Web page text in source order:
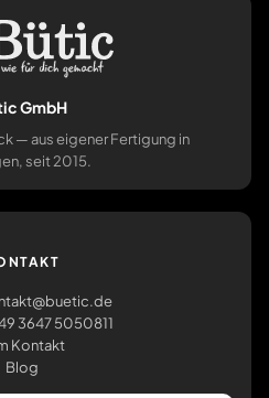
GmbH
— aus eigener Fertigung in
seit 2015.
3647 5050811
Kontakt
Blog